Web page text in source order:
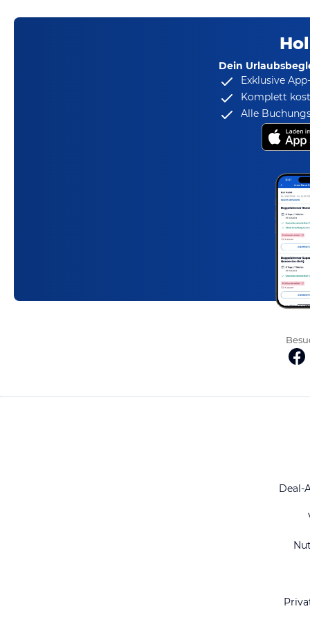
Dein
Exklusive
Komplett
Alle
Deal-